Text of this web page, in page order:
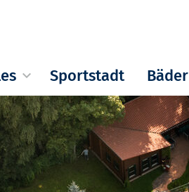
Sportstadt Bäder